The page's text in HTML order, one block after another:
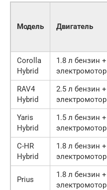
Модель Двигатель
Corolla
Hybrid
1.8 л бензин +
электромотор
RAV4
Hybrid
2.5 л бензин +
электромотор
Yaris
Hybrid
1.5 л бензин +
электромотор
C-HR
Hybrid
1.8 л бензин +
электромотор
Prius
1.8 л бензин +
электромотор